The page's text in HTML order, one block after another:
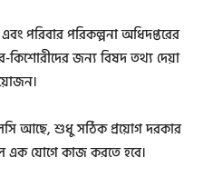
পরিবার পরিকল্পনা অধিদপ্তরের
কিশোরীদের জন্য বিষদ তথ্য দেয়া
আছে, শুধু সঠিক প্রয়োগ দরকার
এক যোগে কাজ করতে হবে।